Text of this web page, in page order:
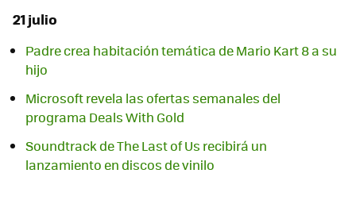
21 julio
Padre crea habitación temática de Mario Kart 8 a su
hijo
Microsoft revela las ofertas semanales del
programa Deals With Gold
Soundtrack de The Last of Us recibirá un
lanzamiento en discos de vinilo